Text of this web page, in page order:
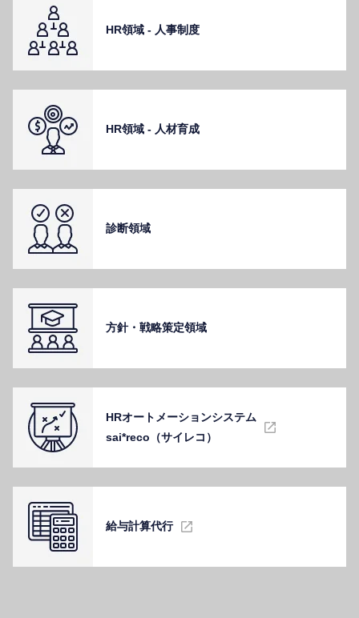
HR領域 - ⼈事制度
HR領域 - ⼈材育成
診断領域
⽅針・戦略策定領域
HRオートメーションシステム
sai*reco（サイレコ）
給与計算代⾏